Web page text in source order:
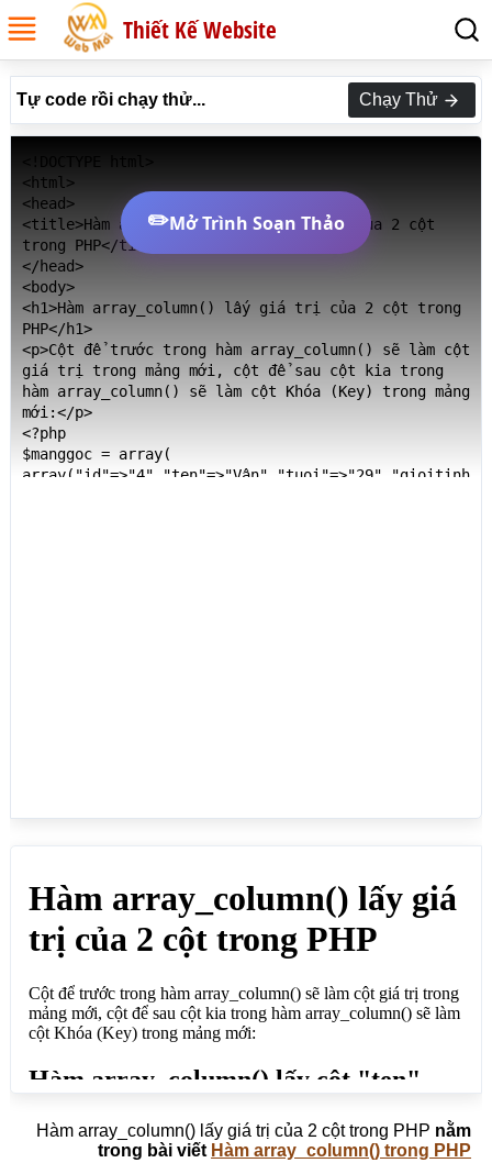
Thiết Kế Website
Tự code rồi chạy thử... Chạy Thử
<html>
<head>
<title>Hàm array_column() lấy giá trị của 2 cột
trong PHP</title>
</head>
<body>
<h1>Hàm array_column() lấy giá trị của 2 cột trong
PHP</h1>
<p>Cột để trước trong hàm array_column() sẽ làm cột
giá trị trong mảng mới, cột để sau cột kia trong
hàm array_column() sẽ làm cột Khóa (Key) trong mảng
mới:</p>
<?php
$manggoc = array(
array("id"=>"4","ten"=>"Vân","tuoi"=>"29","gioitinh
<?php
$mangmoi = array_column($manggoc,"id","ten"); //
Kết quả: Array ( [Vân] => 4 [Lực] => 5 [Quỳnh] => 6
?>
</body>
✏️Mở Trình Soạn Thảo
Hàm array_column() lấy giá trị của 2 cột trong PHP nằm
trong bài viết Hàm array_column() trong PHP